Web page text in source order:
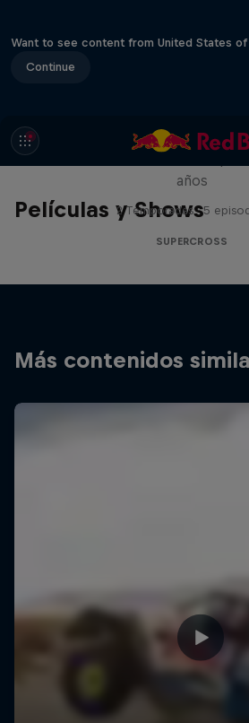
Want to see content from United States of
Continue
Películas y Shows
Series
años
2 Temporadas · 5
SUPERCROSS
Más contenidos